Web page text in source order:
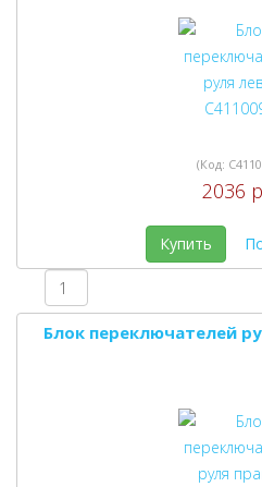
(Код:
2036
Купить
Блок переключателей